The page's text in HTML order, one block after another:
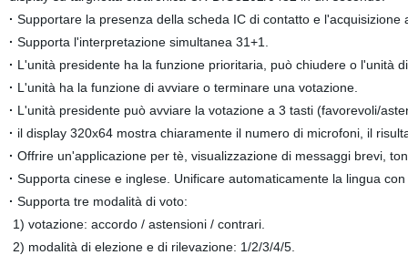
· Supportare la presenza della scheda IC di contatto e l'acquisizione
· Supporta l'interpretazione simultanea 31+1.
· L'unità presidente ha la funzione prioritaria, può chiudere o l'unità
· L'unità ha la funzione di avviare o terminare una votazione.
· L'unità presidente può avviare la votazione a 3 tasti (favorevoli/
· il display 320x64 mostra chiaramente il numero di microfoni, il
· Offrire un'applicazione per tè, visualizzazione di messaggi brevi,
· Supporta cinese e inglese. Unificare automaticamente la lingua
· Supporta tre modalità di voto:
1) votazione: accordo / astensioni / contrari.
2) modalità di elezione e di rilevazione: 1/2/3/4/5.